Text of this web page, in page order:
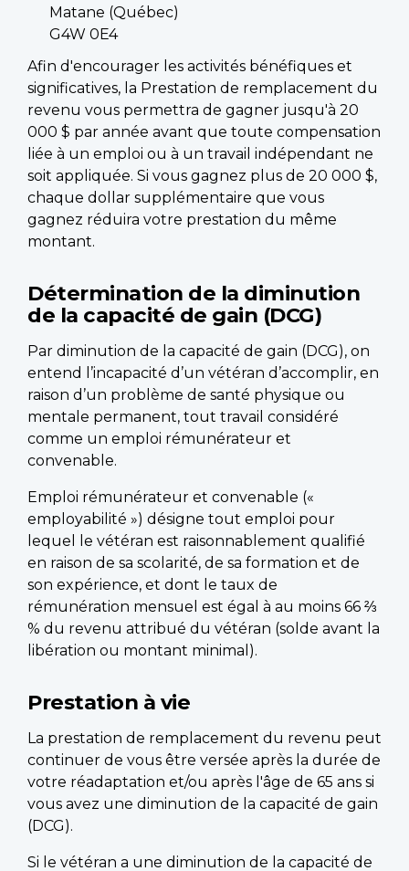
Matane (Québec)
G4W 0E4
Afin d'encourager les activités bénéfiques et
significatives, la Prestation de remplacement du
revenu vous permettra de gagner jusqu'à 20
000 $ par année avant que toute compensation
liée à un emploi ou à un travail indépendant ne
soit appliquée. Si vous gagnez plus de 20 000 $,
chaque dollar supplémentaire que vous
gagnez réduira votre prestation du même
montant.
Détermination de la diminution
de la capacité de gain (DCG)
Par diminution de la capacité de gain (DCG), on
entend l’incapacité d’un vétéran d’accomplir, en
raison d’un problème de santé physique ou
mentale permanent, tout travail considéré
comme un emploi rémunérateur et
convenable.
Emploi rémunérateur et convenable («
employabilité ») désigne tout emploi pour
lequel le vétéran est raisonnablement qualifié
en raison de sa scolarité, de sa formation et de
son expérience, et dont le taux de
rémunération mensuel est égal à au moins 66 ⅔
% du revenu attribué du vétéran (solde avant la
libération ou montant minimal).
Prestation à vie
La prestation de remplacement du revenu peut
continuer de vous être versée après la durée de
votre réadaptation et/ou après l'âge de 65 ans si
vous avez une diminution de la capacité de gain
(DCG).
Si le vétéran a une diminution de la capacité de